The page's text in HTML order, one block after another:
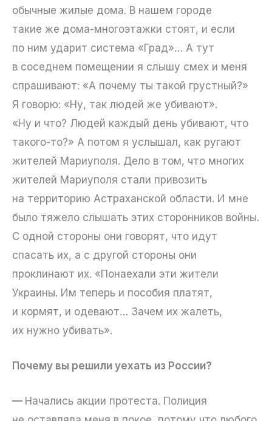
обычные жилые дома. В нашем городе
такие же дома-многоэтажки стоят, и если
по ним ударит система «Град»… А тут
в соседнем помещении я слышу смех и меня
спрашивают: «А почему ты такой грустный?»
Я говорю: «Ну, так людей же убивают».
«Ну и что? Людей каждый день убивают, что
такого-то?» А потом я услышал, как ругают
жителей Мариуполя. Дело в том, что многих
жителей Мариуполя стали привозить
на территорию Астраханской области. И мне
было тяжело слышать этих сторонников войны.
С одной стороны они говорят, что идут
спасать их, а с другой стороны они
проклинают их. «Понаехали эти жители
Украины. Им теперь и пособия платят,
и кормят, и одевают… Зачем их жалеть,
их нужно убивать».
Почему вы решили уехать из России?
— Начались акции протеста. Полиция